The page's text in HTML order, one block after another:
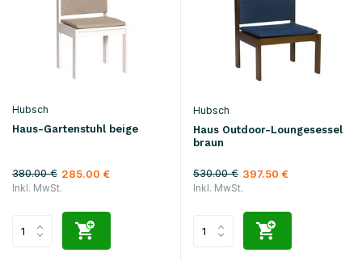
Hubsch
Haus-Gartenstuhl beige
380.00 € 285.00 €
Inkl. MwSt.
Hubsch
Haus Outdoor-Loungesessel
braun
530.00 € 397.50 €
Inkl. MwSt.